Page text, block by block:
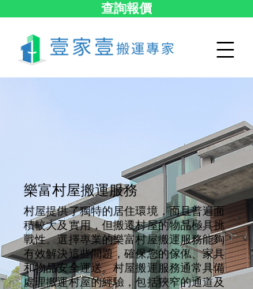
查詢報價
樂富村屋搬運服務
村屋提供了獨特的居住環境，而且普遍面
積較大及實用，但搬遷村屋的物品極具挑
戰性。選擇專業的樂富村屋搬運服務能夠
有效解決這些問題，確保您的傢俬、家具
和物品安全運送。村屋搬運服務通常具備
處理搬運村屋的經驗，包括狹窄的通道及